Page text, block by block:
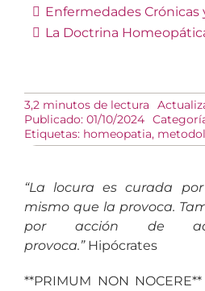
Enfermedades Crónicas
La Doctrina
3,2 minutos de lectura
Publicado: 01/10/2024
Etiquetas: homeopatia,
“La locura es curada
mismo que la provoca.
por acción de
provoca.”Hipócrates
**PRIMUM NON